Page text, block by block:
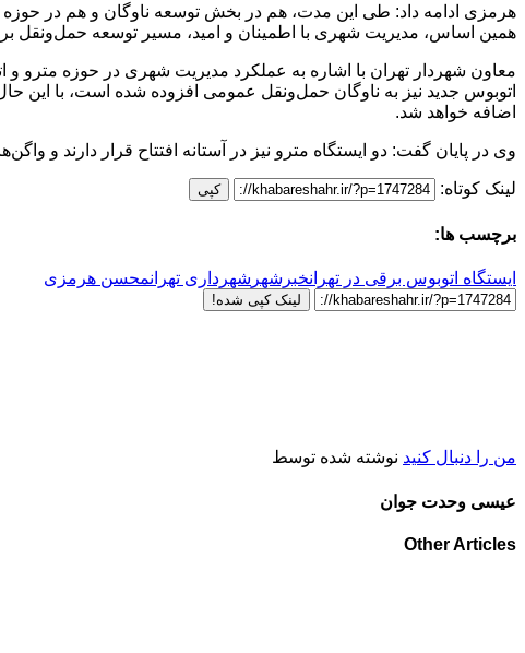
هرمزی ادامه داد: طی این مدت، هم در بخش توسعه ناوگان و هم در حوزه
همین اساس، مدیریت شهری با اطمینان و امید، مسیر توسعه حمل‌ونقل
اتوبوس جدید نیز به ناوگان حمل‌ونقل عمومی افزوده شده است، با این
اضافه خواهد شد.
وی در پایان گفت: دو ایستگاه مترو نیز در آستانه افتتاح قرار دارند
لینک کوتاه: کپی
برچسب ها:
ایستگاه اتوبوس برقی در تهرانخبرشهر شهرداری تهرانمحسن هرمزی
لینک کپی شده!
من را دنبال کنید نوشته شده توسط
عیسی وحدت جوان
Other Articles